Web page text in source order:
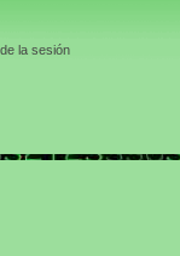
la sesión